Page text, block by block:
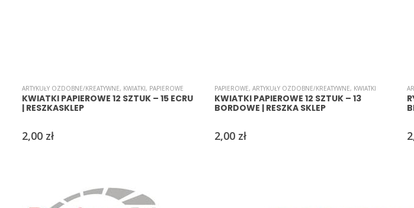
ARTYKUŁY OZDOBNE/KREATYWNE, KWIATKI, PAPIEROWE
KWIATKI PAPIEROWE 12 SZTUK – 15 ECRU
| RESZKASKLEP
2,00 zł
PAPIEROWE, ARTYKUŁY OZDOBNE/KREATYWNE, KWIATKI
KWIATKI PAPIEROWE 12 SZTUK – 13
BORDOWE | RESZKA SKLEP
2,00 zł